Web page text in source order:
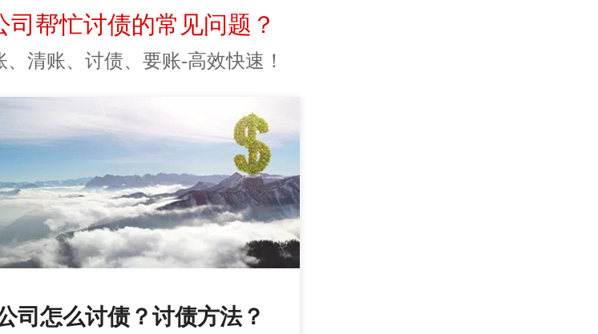
司帮忙讨债的常见问题？
清账、讨债、要账-高效快速！
司怎么讨债？讨债方法？